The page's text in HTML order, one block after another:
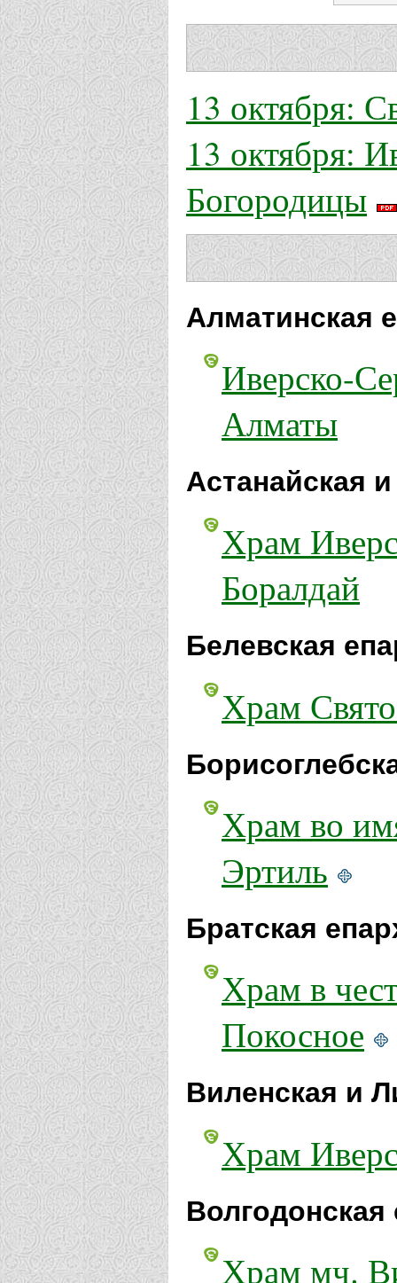
13 октября:
13 октября:
Богородицы
Алматинская
Иверско-
Алматы
Астанайская
Храм
Боралдай
Белевская
Храм
Храм во
Эртиль
Братская
Храм в
Покосное
Виленская и
Храм
Волгодонская
Храм мч.